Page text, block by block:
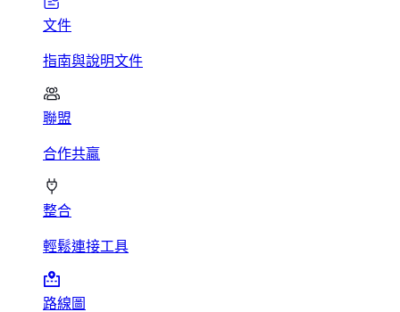
文件
指南與說明文件
聯盟
合作共贏
整合
輕鬆連接工具
路線圖